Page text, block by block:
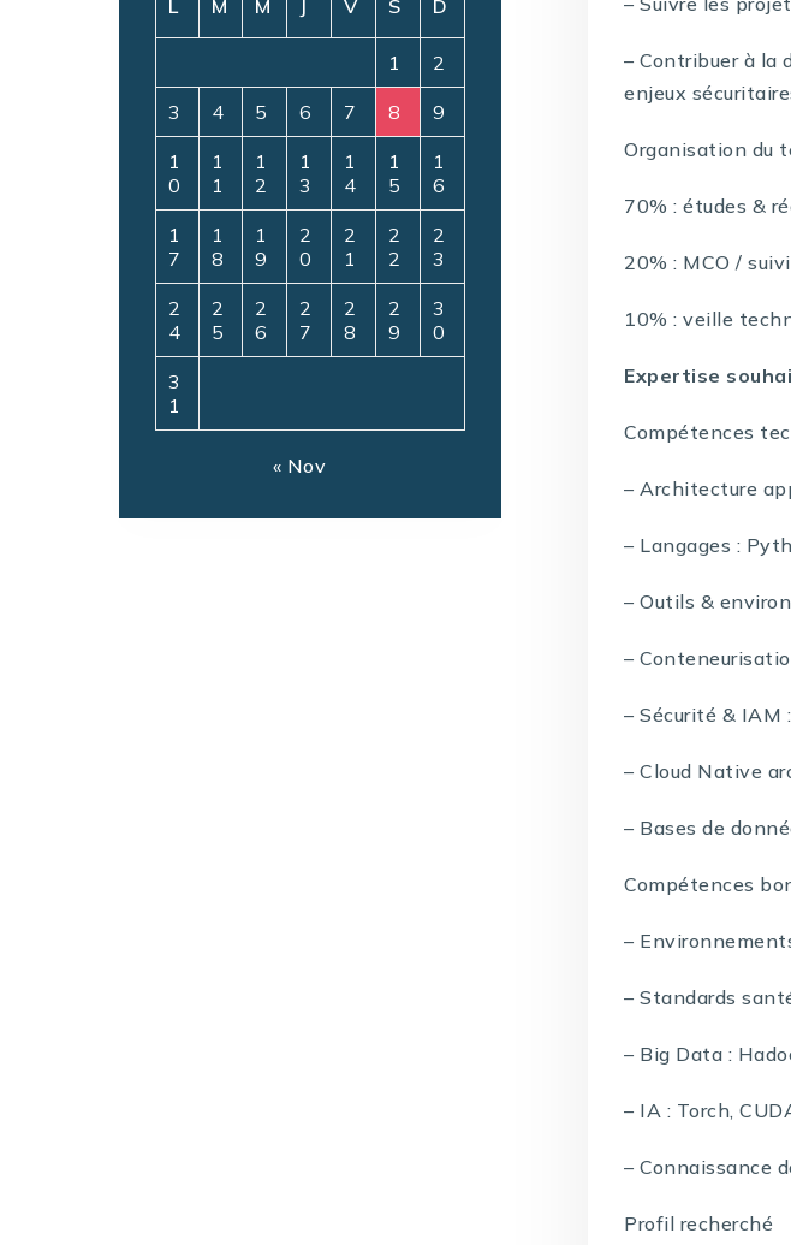
– Contribuer à la
enjeux
Organisation du
70% : études &
20% : MCO /
10% : veille
Expertise
Compétences
– Architecture
– Langages :
– Outils &
–
– Sécurité & IAM
– Cloud Native
– Bases de
Compétences
–
– Standards
– Big Data :
– IA : Torch,
– Connaissance
Profil recherché
L M M J V S D
1 2
3 4 5 6 7 8 9
1
0
1
1
1
2
1
3
1
4
1
5
1
6
1
7
1
8
1
9
2
0
2
1
2
2
2
3
2
4
2
5
2
6
2
7
2
8
2
9
3
0
3
1
« Nov